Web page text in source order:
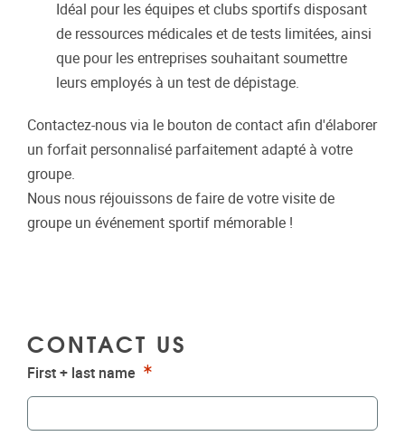
Idéal pour les équipes et clubs sportifs disposant
de ressources médicales et de tests limitées, ainsi
que pour les entreprises souhaitant soumettre
leurs employés à un test de dépistage.
Contactez-nous via le bouton de contact afin d'élaborer
un forfait personnalisé parfaitement adapté à votre
groupe.
Nous nous réjouissons de faire de votre visite de
groupe un événement sportif mémorable !
CONTACT US
First + last name